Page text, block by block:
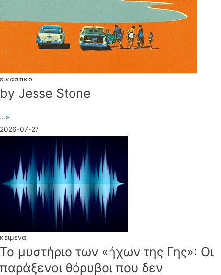
εικαστικα
by Jesse Stone
...»
2026-07-27
κειμενα
Το μυστήριο των «ήχων της Γης»: Οι
παράξενοι θόρυβοι που δεν